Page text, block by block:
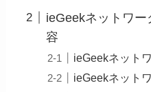
ieGeekネットワ
容
ieGeekネット
ieGeekネット